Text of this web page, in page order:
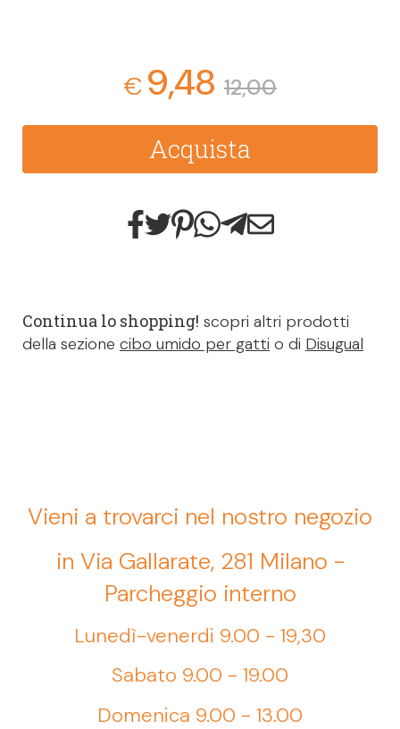
€9,48 12,00
Acquista
Continua lo shopping! scopri altri prodotti
della sezione cibo umido per gatti o di Disugual
Vieni a trovarci nel nostro negozio
in Via Gallarate, 281 Milano -
Parcheggio interno
Lunedì-venerdi 9.00 - 19,30
Sabato 9.00 - 19.00
Domenica 9.00 - 13.00